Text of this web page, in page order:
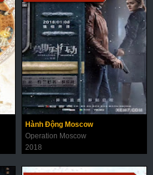
Hành Động Moscow
Operation Moscow
2018